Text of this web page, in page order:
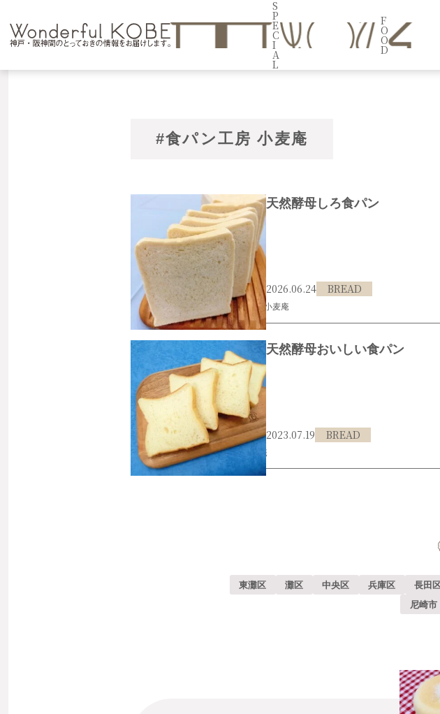
S
P
E
C
I
A
L
F
O
O
D
#食パン工房 小麦庵
天然酵母しろ食パン
2026.06.24 BREAD
#中央区 #元町 #食パン #食パン工房 小麦庵
天然酵母おいしい食パン
2023.07.19 BREAD
#中央区#食パン#食パン工房 小麦庵
東灘区 灘区 中央区 兵庫区 長田
尼崎市